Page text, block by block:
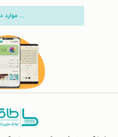
... موارد